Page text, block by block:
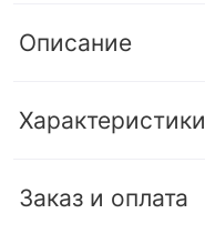
Описание
Характеристики
Заказ и оплата